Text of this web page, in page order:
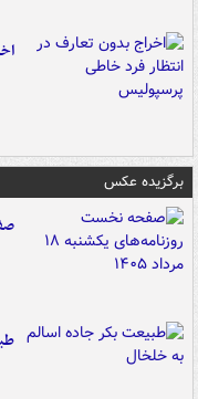
برگزیده عکس